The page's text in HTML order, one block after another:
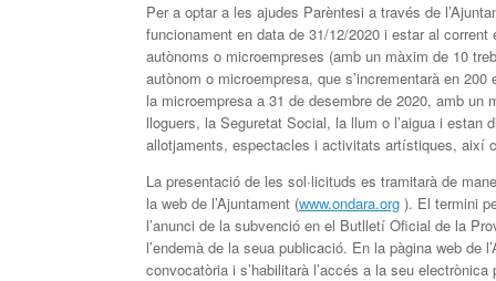
Per a optar a les ajudes Parèntesi a través de
funcionament en data de 31/12/2020 i estar al
autònoms o microempreses (amb un màxim de 10
autònom o microempresa, que s’incrementarà en
la microempresa a 31 de desembre de 2020, amb
lloguers, la Seguretat Social, la llum o l’aigua i
allotjaments, espectacles i activitats artístiques, així
La presentació de les sol·licituds es tramitarà de
la web de l’Ajuntament (www.ondara.org ). El termini
l’anunci de la subvenció en el Butlletí Oficial de la
l’endemà de la seua publicació. En la pàgina web de
convocatòria i s’habilitarà l’accés a la seu